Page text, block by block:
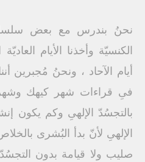
نحنُ بندرس مع بعض
الكنسيّة وأخذنا الأيام
أيام الآحاد ، ونحنُ مُجبرين
فىِ قراءات شهر كيهك
بالتجسُدّ الإلهىِ وكم يكون
الإلهىِ لأنّ بدأ البُشرى
صليب ولا قيامة بدون